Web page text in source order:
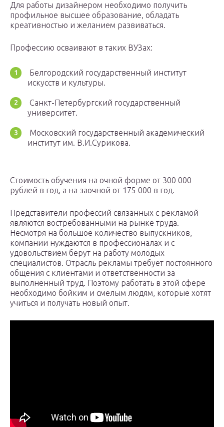
Для работы дизайнером необходимо получить
профильное высшее образование, обладать
креативностью и желанием развиваться.
Профессию осваивают в таких ВУЗах:
Белгородский государственный институт
искусств и культуры.
Санкт-Петербургский государственный
университет.
Московский государственный академический
институт им. В.И.Сурикова.
Стоимость обучения на очной форме от 300 000
рублей в год, а на заочной от 175 000 в год.
Представители профессий связанных с рекламой
являются востребованными на рынке труда.
Несмотря на большое количество выпускников,
компании нуждаются в профессионалах и с
удовольствием берут на работу молодых
специалистов. Отрасль рекламы требует постоянного
общения с клиентами и ответственности за
выполненный труд. Поэтому работать в этой сфере
необходимо бойким и смелым людям, которые хотят
учиться и получать новый опыт.